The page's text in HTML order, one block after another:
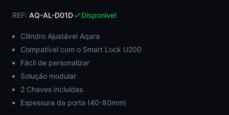
REF: AQ-AL-D01D Disponível
Cilindro Ajustável Aqara
Compatível com o Smart Lock U200
Fácil de personalizar
Solução modular
2 Chaves incluídas
Espessura da porta (40-80mm)